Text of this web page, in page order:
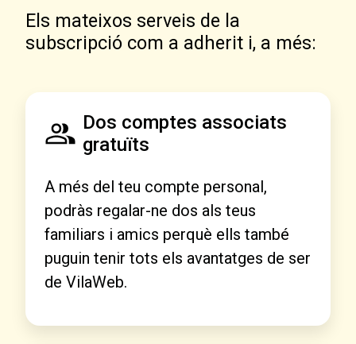
Els mateixos serveis de la
subscripció com a adherit i, a més:
Dos comptes associats
gratuïts
A més del teu compte personal,
podràs regalar-ne dos als teus
familiars i amics perquè ells també
puguin tenir tots els avantatges de ser
de VilaWeb.